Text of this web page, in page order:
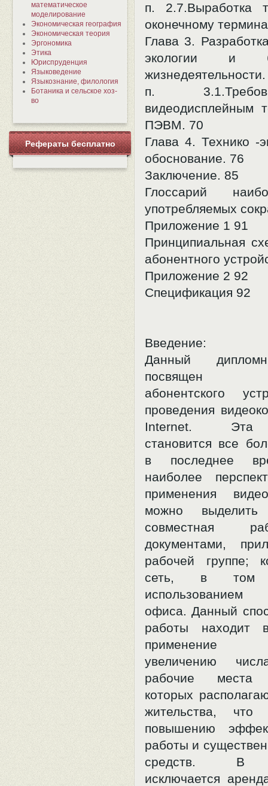
математическое
моделирование
Экономическая география
Экономическая теория
Эргономика
Этика
Юриспруденция
Языковедение
Языкознание, филология
Ботаника и сельское хоз-
во
Рефераты бесплатно
п. 2.7.Выработка
оконечному
Глава 3.
экологии и
п.
видеодисплейным
ПЭВМ. 70
Глава 4. Технико -
обоснование. 76
Заключение. 85
Глоссарий
употребляемых
Приложение 1 91
Принципиальная
абонентного
Приложение 2 92
Спецификация 92
Введение:
Данный
посвящен
абонентского
проведения
Internet. Эта
становится все
в последнее
наиболее
применения
можно выделить
совместная
документами,
рабочей группе;
сеть, в том
офиса. Данный
работы находит
применение
увеличению
рабочие места
которых
жительства, что
повышению
работы и
средств. В
исключается